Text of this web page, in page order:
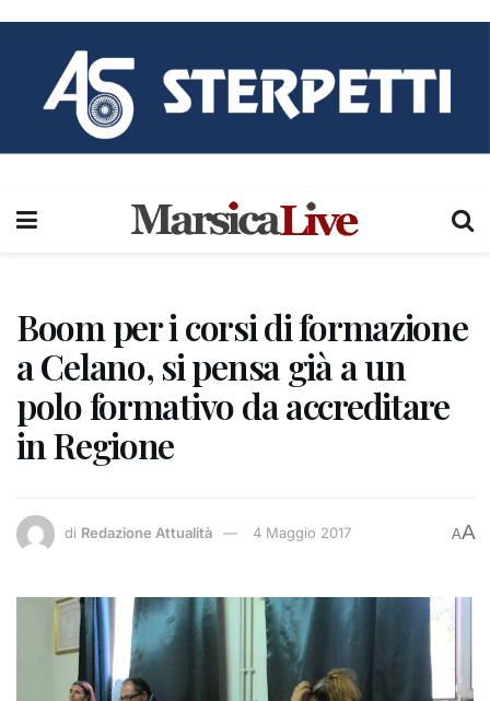
Boom per i corsi di formazione
a Celano, si pensa già a un
polo formativo da accreditare
in Regione
di Redazione Attualità 4 Maggio 2017 AA